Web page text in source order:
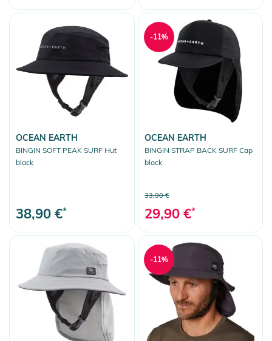
OCEAN EARTH
BINGIN SOFT PEAK SURF Hut
black
38,90 €*
OCEAN EARTH
BINGIN STRAP BACK SURF Cap
black
33,90 €
29,90 €*
-11%
-11%